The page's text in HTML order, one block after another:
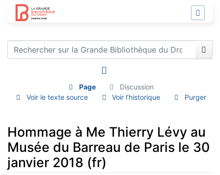
Page
Discussion
Voir le texte source
Voir l’historique Purger
Hommage à Me Thierry Lévy au
Musée du Barreau de Paris le 30
janvier 2018 (fr)